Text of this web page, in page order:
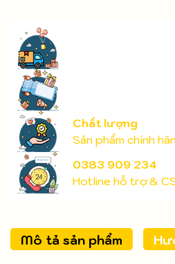
Chất lượng
Sản phẩm chính
0383 909 234
Hotline hỗ trợ &
Mô tả sản phẩm